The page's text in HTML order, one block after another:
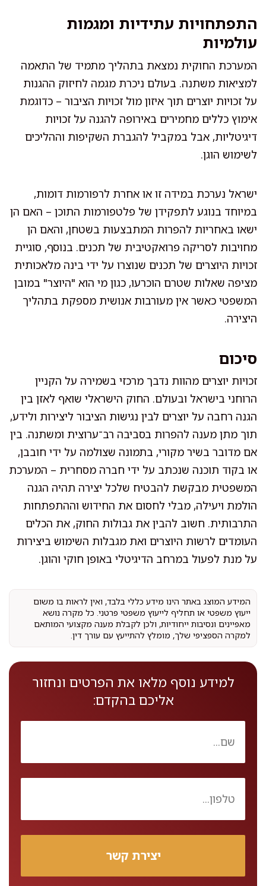
התפתחויות עתידיות ומגמות
עולמיות
המערכת החוקית נמצאת בתהליך מתמיד של התאמה
למציאות משתנה. בעולם ניכרת מגמה לחיזוק ההגנות
על זכויות יוצרים תוך איזון מול זכויות הציבור – כדוגמת
אימוץ כללים מחמירים באירופה להגנה על זכויות
דיגיטליות, אבל במקביל להגברת השקיפות וההליכים
לשימוש הוגן.
ישראל נערכת במידה זו או אחרת לרפורמות דומות,
במיוחד בנוגע לתפקידן של פלטפורמות התוכן – האם הן
ישאו באחריות להפרות המתבצעות בשטחן, והאם הן
מחויבות לסריקה פרואקטיבית של תכנים. בנוסף, סוגיית
זכויות היוצרים של תכנים שנוצרו על ידי בינה מלאכותית
מציפה שאלות שטרם הוכרעו, כגון מי הוא "היוצר" במובן
המשפטי כאשר אין מעורבות אנושית מספקת בתהליך
היצירה.
סיכום
זכויות יוצרים מהוות נדבך מרכזי בשמירה על הקניין
הרוחני בישראל ובעולם. החוק הישראלי שואף לאזן בין
הגנה רחבה על יוצרים לבין נגישות הציבור ליצירות ולידע,
תוך מתן מענה להפרות בסביבה רב־ערוצית ומשתנה. בין
אם מדובר בשיר מקורי, בתמונה שצולמה על ידי חובבן,
או בקוד תוכנה שנכתב על ידי חברה מסחרית – המערכת
המשפטית מבקשת להבטיח שלכל יצירה תהיה הגנה
הולמת ויעילה, מבלי לחסום את החידוש וההתפתחות
התרבותית. חשוב להבין את גבולות החוק, את הכלים
העומדים לרשות היוצרים ואת מגבלות השימוש ביצירות
על מנת לפעול במרחב הדיגיטלי באופן חוקי והוגן.
המידע המוצג באתר הינו מידע כללי בלבד, ואין לראות בו משום
ייעוץ משפטי או תחליף לייעוץ משפטי פרטני. כל מקרה נושא
מאפיינים ונסיבות ייחודיות, ולכן לקבלת מענה מקצועי המותאם
למקרה הספציפי שלך, מומלץ להתייעץ עם עורך דין.
למידע נוסף מלאו את הפרטים ונחזור
אליכם בהקדם: